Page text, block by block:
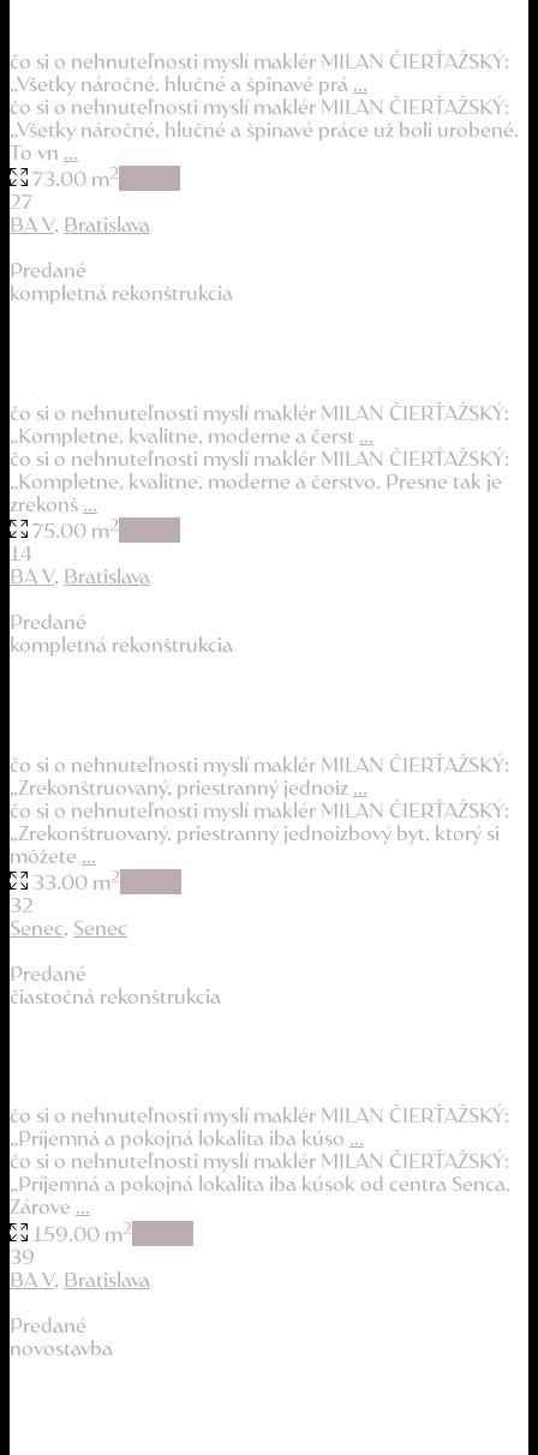
čo si o nehnuteľnosti myslí maklér MILAN ČIERŤAŽSKÝ:
„Všetky náročné, hlučné a špinavé prá ...
čo si o nehnuteľnosti myslí maklér MILAN ČIERŤAŽSKÝ:
„Všetky náročné, hlučné a špinavé práce už boli urobené.
To vn ...
73.00 m2
27
BA V, Bratislava
Predané
kompletná rekonštrukcia
čo si o nehnuteľnosti myslí maklér MILAN ČIERŤAŽSKÝ:
„Kompletne, kvalitne, moderne a čerst
čo si o nehnuteľnosti myslí maklér MILAN ČIERŤAŽSKÝ:
„Kompletne, kvalitne, moderne a čerstvo. Presne tak je
zrekonš
75.00 m2
14
BA V, Bratislava
Predané
kompletná rekonštrukcia
čo si o nehnuteľnosti myslí maklér MILAN ČIERŤAŽSKÝ:
„Zrekonštruovaný, priestranný jednoiz
čo si o nehnuteľnosti myslí maklér MILAN ČIERŤAŽSKÝ:
„Zrekonštruovaný, priestranný jednoizbový byt, ktorý si
môžete
33.00 m2
32
Senec, Senec
Predané
čiastočná rekonštrukcia
čo si o nehnuteľnosti myslí maklér MILAN ČIERŤAŽSKÝ:
„Príjemná a pokojná lokalita iba kúso ...
čo si o nehnuteľnosti myslí maklér MILAN ČIERŤAŽSKÝ:
„Príjemná a pokojná lokalita iba kúsok od centra Senca.
Zárove ...
159.00 m2
39
BA V, Bratislava
Predané
novostavba